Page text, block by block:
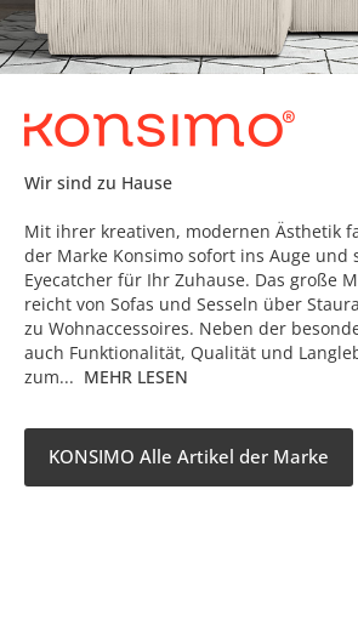
Wir sind zu Hause
Mit ihrer kreativen, modernen Ästhetik
der Marke Konsimo sofort ins Auge und
Eyecatcher für Ihr Zuhause. Das große
reicht von Sofas und Sesseln über
zu Wohnaccessoires. Neben der
auch Funktionalität, Qualität und
zum... MEHR LESEN
KONSIMO Alle Artikel der Marke